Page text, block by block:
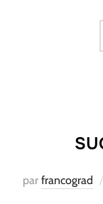
par francograd